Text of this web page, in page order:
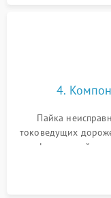
4.
Пайка
токоведущих
инфракрасной
BIOS или